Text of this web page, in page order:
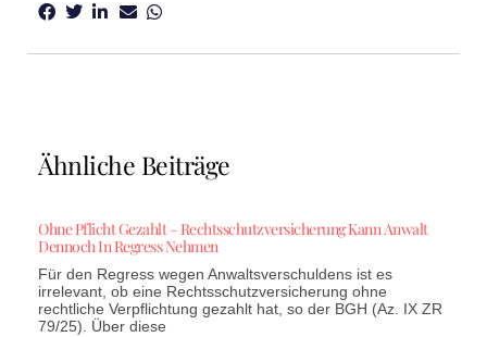
Ähnliche Beiträge
Ohne Pflicht Gezahlt – Rechtsschutzversicherung Kann Anwalt
Dennoch In Regress Nehmen
Für den Regress wegen Anwaltsverschuldens ist es
irrelevant, ob eine Rechtsschutzversicherung ohne
rechtliche Verpflichtung gezahlt hat, so der BGH (Az. IX ZR
79/25). Über diese